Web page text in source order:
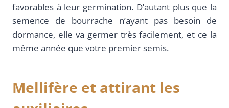
favorables à leur germination. D’autant plus que la
semence de bourrache n’ayant pas besoin de
dormance, elle va germer très facilement, et ce la
même année que votre premier semis.
Mellifère et attirant les